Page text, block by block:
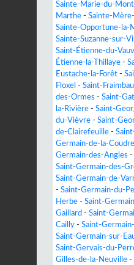
Sainte-Marie-du-Mont
Marthe - Sainte-
Sainte-Opportune-la-
Sainte-Suzanne-sur-
Saint-Étienne-du-
Étienne-la-Thillaye -
Eustache-la-Forêt -
Floxel - Saint-
des-Ormes - Saint-
la-Rivière - Saint-
du-Vièvre - Saint-
de-Clairefeuille -
Germain-de-la-Coudre
Germain-des-Angles -
Saint-Germain-des-
Saint-Germain-de-
- Saint-Germain-du-
Herbe - Saint-
Gaillard - Saint-
Cailly - Saint-
Saint-Germain-sur-
Saint-Gervais-du-
Gilles-de-la-Neuville -